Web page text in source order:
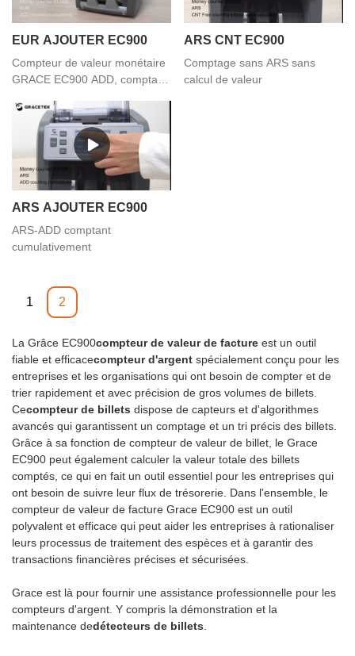
La Grâce EC900compteur de valeur de facture est un outil
fiable et efficacecompteur d'argent spécialement conçu pour les
entreprises et les organisations qui ont besoin de compter et de
trier rapidement et avec précision de gros volumes de billets.
Cecompteur de billets dispose de capteurs et d'algorithmes
avancés qui garantissent un comptage et un tri précis des billets.
Grâce à sa fonction de compteur de valeur de billet, le Grace
EC900 peut également calculer la valeur totale des billets
comptés, ce qui en fait un outil essentiel pour les entreprises qui
ont besoin de suivre leur flux de trésorerie. Dans l'ensemble, le
compteur de valeur de facture Grace EC900 est un outil
polyvalent et efficace qui peut aider les entreprises à rationaliser
leurs processus de traitement des espèces et à garantir des
transactions financières précises et sécurisées.
Grace est là pour fournir une assistance professionnelle pour les
compteurs d'argent. Y compris la démonstration et la
maintenance dedétecteurs de billets
EUR AJOUTER EC900
Compteur de valeur monétaire
GRACE EC900 ADD, comptage
ARS CNT EC900
Comptage sans ARS sans
calcul de valeur
ARS AJOUTER EC900
ARS-ADD comptant
cumulativement
1 2